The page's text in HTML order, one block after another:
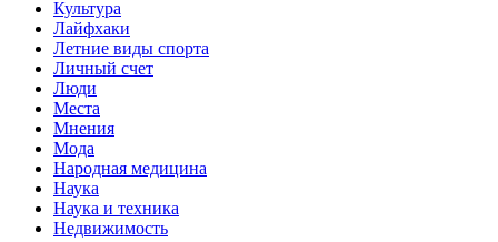
Культура
Лайфхаки
Летние виды спорта
Личный счет
Люди
Места
Мнения
Мода
Народная медицина
Наука
Наука и техника
Недвижимость